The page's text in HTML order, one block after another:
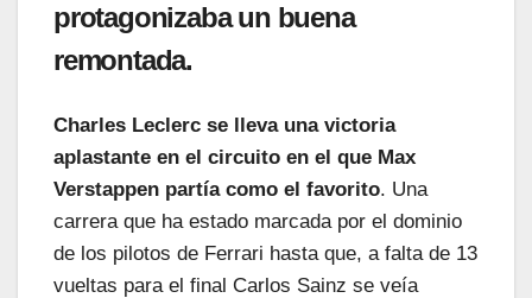
protagonizaba un buena
remontada.
Charles Leclerc se lleva una victoria
aplastante en el circuito en el que Max
Verstappen partía como el favorito. Una
carrera que ha estado marcada por el dominio
de los pilotos de Ferrari hasta que, a falta de 13
vueltas para el final Carlos Sainz se veía